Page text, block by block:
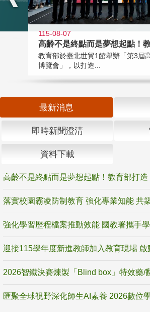
115-08-07
高齡不是終點而是夢想起點！
教育部於臺北世貿1館舉辦「第3屆
博覽會」，以打造...
最新消息
即時新聞澄清
資料下載
落實校園霸凌防制教育 強化專業知能 共
2026智鐵決賽煉製「Blind box」特效藥/